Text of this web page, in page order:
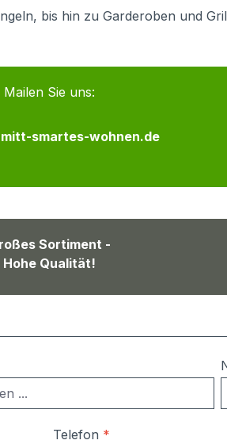
bis hin zu Garderoben und
Mailen Sie uns:
smartes-wohnen.de
Sortiment -
Hohe Qualität!
Telefon *